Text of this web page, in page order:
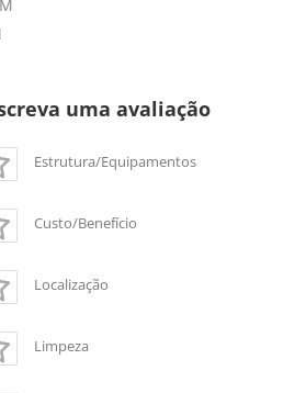
uma avaliação
Estrutura/Equipamentos
Custo/Benefício
Localização
Limpeza